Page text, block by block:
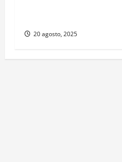
20 agosto, 2025